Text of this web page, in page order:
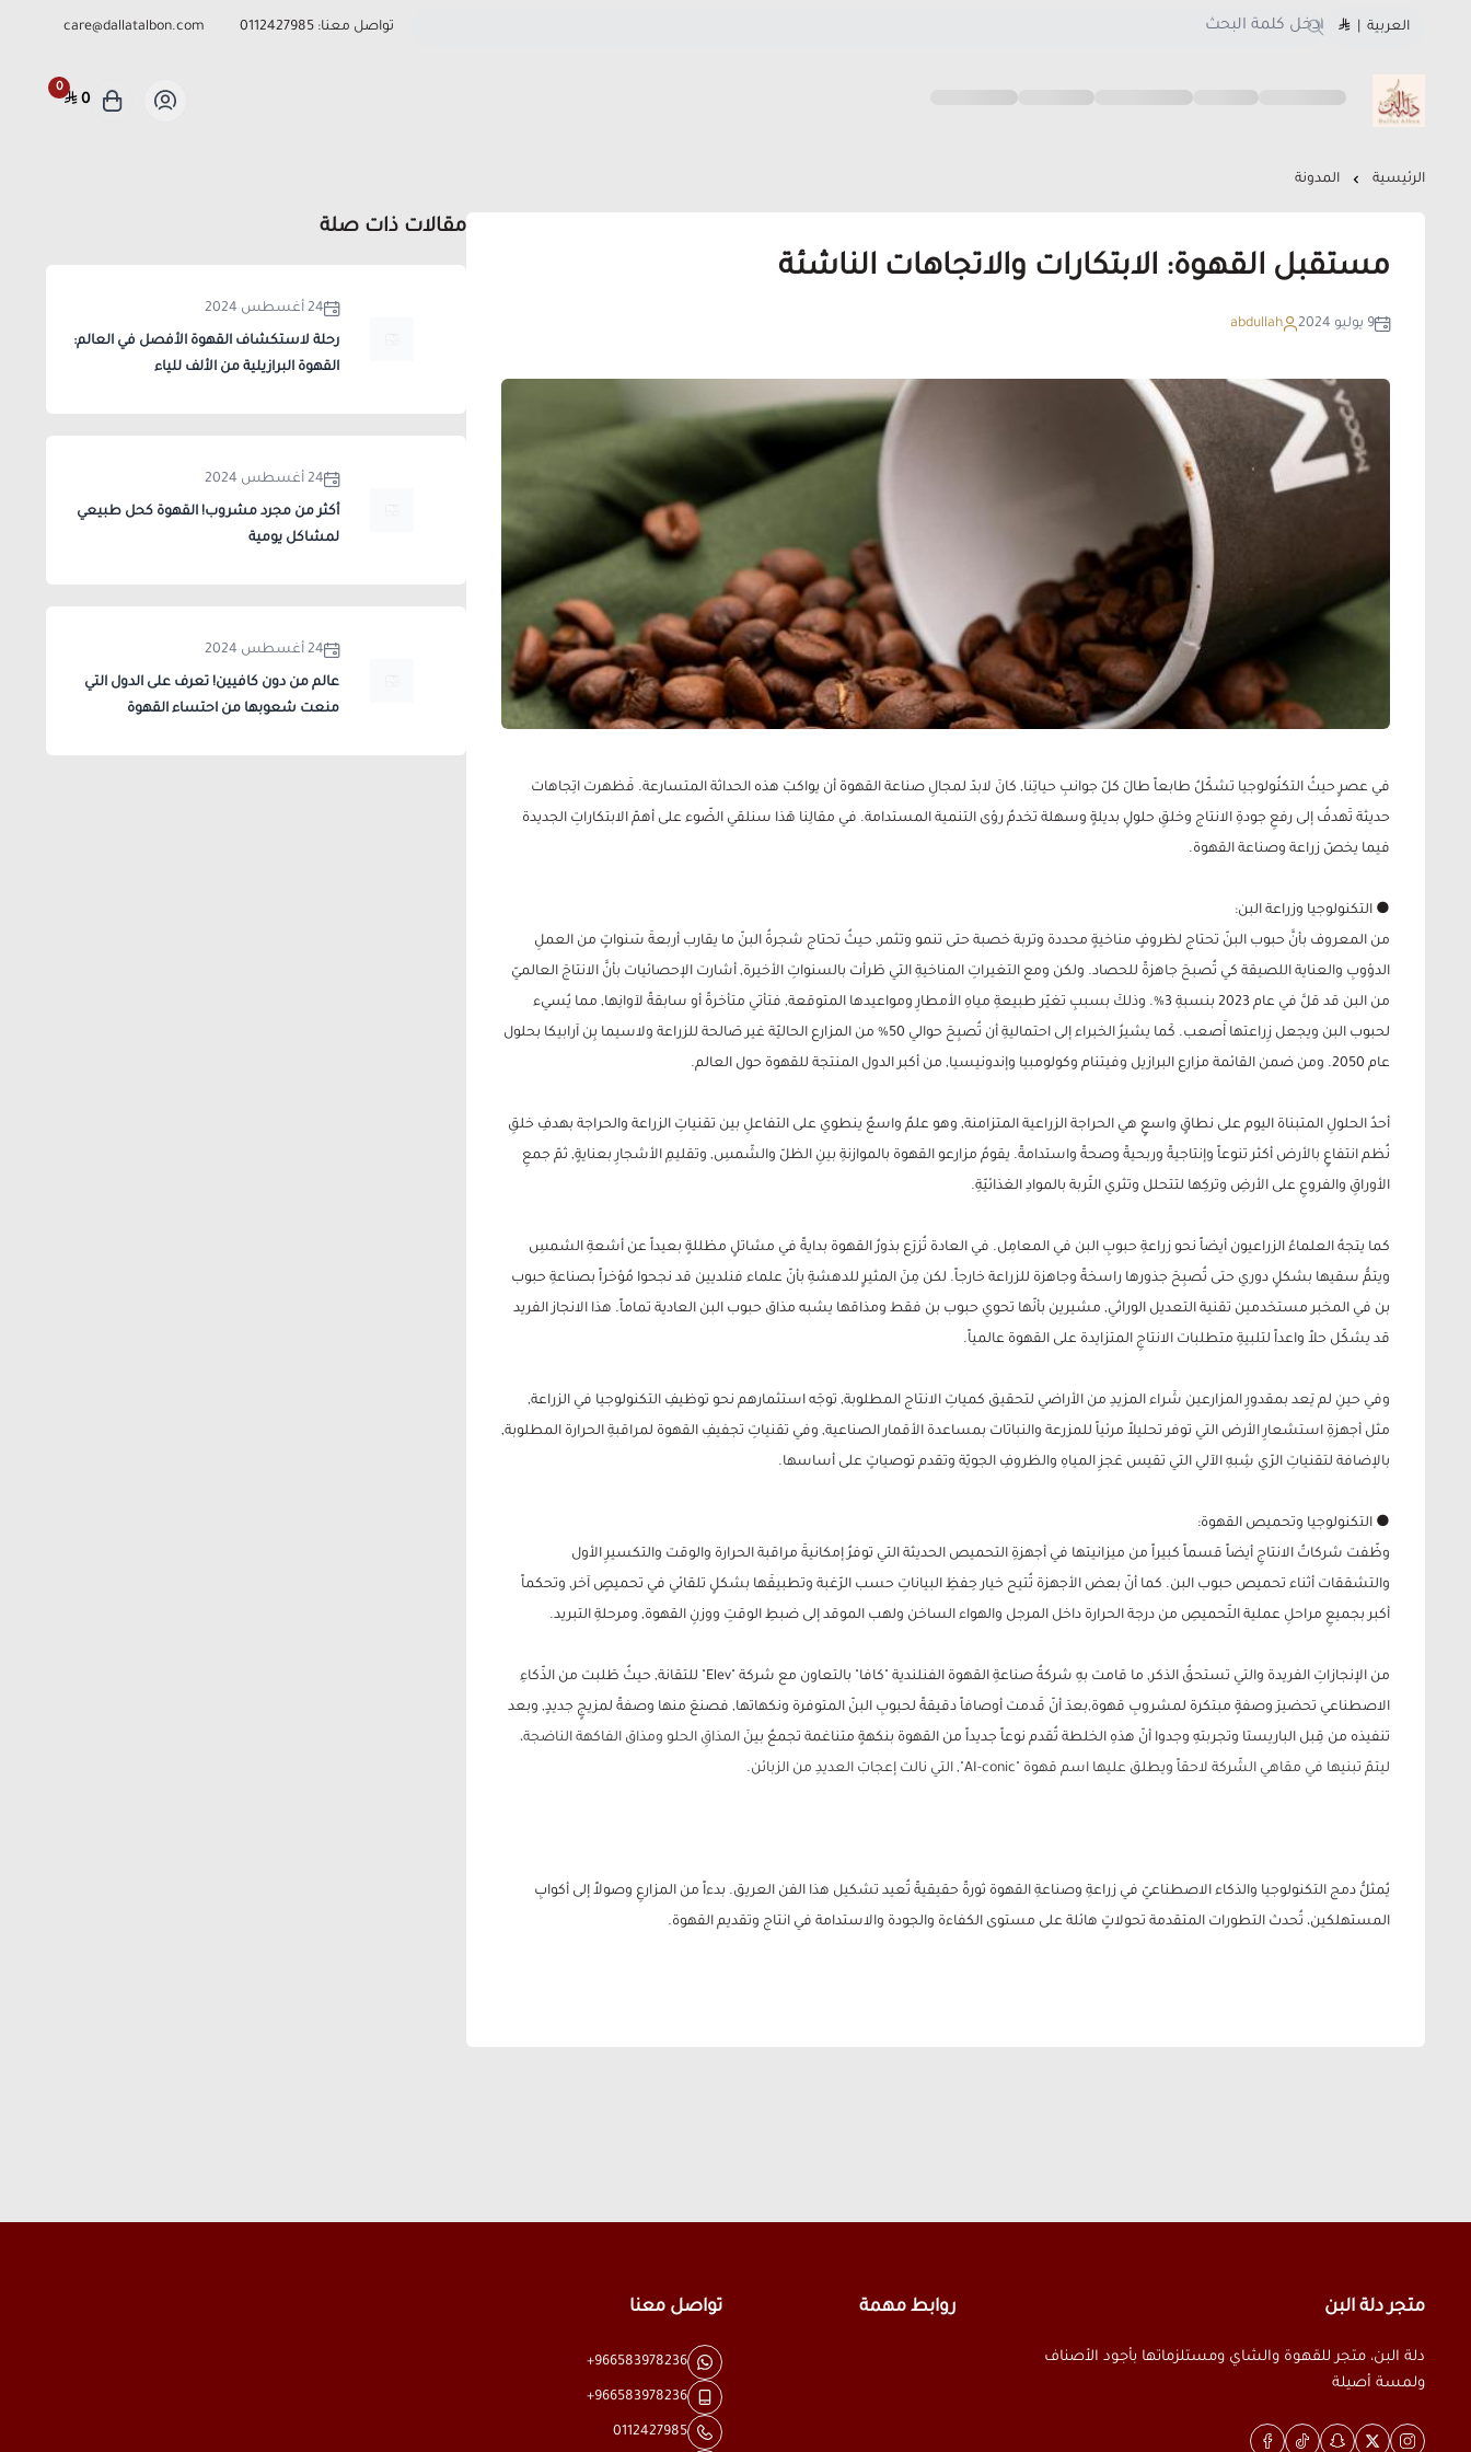
العربية تواصل معنا: 0112427985
care@dallatalbon.com
متجر دلة البن
0
0
الرئيسية المدونة
مستقبل القهوة: الابتكارات والاتجاهات الناشئة
9 يوليو 2024 abdullah
في عصرٍ حيثُ التكنُولوجيا تشكّلُ طابعاً طالَ كلّ جوانبِ حياتِنا, كانَ لابدّ لمجالِ صناعة القهوة أن يواكبَ هذه الحداثة المتسارعة. فَظهرت اتِجاهات
حديثة تَهدفُ إلى رفعِ جودةِ الانتاج وخلقِ حلولٍ بديلةٍ وسهلة تخدمُ رؤى التنمية المستدامة. في مقالِنا هَذا سنلقي الضّوء على أهمّ الابتكاراتِ الجديدة
فيما يخصّ زراعة وصناعة القهوة.
● التكنولوجيا وزراعة البن:
من المعروف بأنَّ حبوب البنّ تحتاج لظروفٍ مناخيةٍ محددة وتربة خصبة حتى تنمو وتثمر, حيثُ تحتاج شجرةُ البنّ ما يقارب أربعةَ سَنواتٍ من العملِ
الدؤوبِ والعناية اللصيقة كي تُصبحَ جاهزةً للحصاد. ولكن ومع التغيراتِ المناخيةِ التي طَرأت بالسنواتِ الأخيرة, أشارت الإحصائيات بأنَّ الانتاجَ العالميّ
من البن قد قلَّ في عام 2023 بنسبةِ 3%. وذلكَ بسببِ تغيّر طبيعةِ مياهِ الأمطارِ ومواعيدها المتوقعة, فتأتي متأخرةً أو سابقةً لآوانِها, مما يُسيء
لحبوب البن ويجعل زِراعتها أَصعب. كَما يشيرُ الخبراء إلى احتماليةِ أن تُصبِحَ حوالي 50% من المزارع الحاليّة غير صَالحة للزراعة ولاسيما بِن آرابيكا بحلول
عام 2050. ومن ضمن القائمة مزارع البرازيل وفيتنام وكولومبيا وإندونيسيا, من أكبر الدول المنتجة للقهوة حول العالم.
أحدُ الحلولِ المتبناة اليوم على نطاقٍ واسعٍ هي الحراجة الزراعية المتزامنة, وهو علمٌ واسعٌ ينطوي على التفاعلِ بين تقنياتِ الزراعة والحراجة بهدفِ خلقِ
نُظم انتفاعٍ بالأرض أكثر تنوعاً وإنتاجيةً وربحيةً وصحةً واستدامةً. يقومُ مزارعو القهوة بالموازنةِ بينِ الظلّ والشّمسِ, وتقليمِ الأشجارِ بعنايةٍ, ثمّ جمعِ
الأوراقِ والفروعِ على الأرضِ وتركِها لتتحلل وتثري التّربة بالموادِ الغذائيّةِ.
كما يتجهُ العلماءُ الزراعيون أيضاً نحو زراعةِ حبوبِ البن في المعامِل. في العادة تُزرَع بذورُ القهوة بدايةً في مشاتلٍ مظللةٍ بعيداً عن أشعةِ الشمسِ
ويتمُّ سقيها بشكلٍ دوري حتى تُصبِحَ جذورها راسخةً وجاهزة للزراعة خارجاً. لكن مِنَ المثيرٍ للدهشةِ بأنّ علماء فنلديين قد نجحوا مُؤخراً بصناعةِ حبوب
بن في المخبر مستخدمين تقنية التعديل الوراثي, مشيرين بأنّها تحوي حبوب بن فقط ومذاقها يشبه مذاق حبوب البن العادية تماماً. هذا الانجاز الفريد
قد يشكّل حلاً واعداً لتلبيةِ متطلبات الانتاجِ المتزايدة على القهوة عالمياً.
وفي حينِ لم يَعد بمقدورِ المزارعين شَراء المزيدِ من الأراضي لتحقيق كمياتِ الانتاج المطلوبة, توجَه استثمارهم نحو توظيفِ التكنولوجيا في الزراعة,
مثل أجهزةِ استشعارِ الأرض التي توفر تحليلاً مرئياً للمزرعة والنباتات بمساعدة الأقمار الصناعية, وفي تقنياتِ تجفيفِ القهوة لمراقبةِ الحرارة المطلوبة,
بالإضافة لتقنياتِ الرّي شِبهِ الآلي التي تقيس عَجزِ المياهِ والظروفِ الجويّة وتقدم توصياتٍ على أساسها.
● التكنولوجيا وتحميص القهوة:
وظّفت شركاتُ الانتاجِ أيضاً قسماً كبيراً من ميزانيتها في أجهزةِ التحميص الحديثة التي توفرُ إمكانيةَ مراقبة الحرارة والوقت والتكسيرِ الأول
والتشققات أثناء تحميص حبوب البن. كما أنّ بعض الأجهزة تُتيح خيار حِفظِ البياناتِ حسب الرّغبة وتطبيقَها بشكلٍ تلقائي في تحميصٍ آخر, وتحكماً
أكبر بجميعِ مراحلِ عملية التّحميصِ من درجة الحرارة داخل المرجل والهواء الساخن ولهب الموقد إلى ضبطِ الوقتِ ووزنِ القهوة, ومرحلةِ التبريد.
من الإنجازاتِ الفريدة والتي تستحقُ الذكر, ما قامت بهِ شركةُ صناعةِ القهوة الفنلندية "كافا" بالتعاون مع شركة "Elev" للتقانة, حيثُ طَلبت من الذّكاءِ
الاصطناعي تحضيرَ وصفةٍ مبتكرة لمشروبِ قهوة,بعدَ أنّ قَدمت أوصافاً دقيقةً لحبوبِ البنّ المتوفرة ونكهاتها, فصنعَ منها وصفةً لمزيجٍ جديدٍ, وبعد
تنفيذه من قِبل الباريستا وتجربتهِ وجدوا أنّ هذهِ الخلطة تُقدم نوعاً جديداً من القهوة بنكهةٍ متناغمة تجمعُ بينَ المذاقِ الحلو ومذاق الفاكهة الناضجة،
ليتمّ تبنيها في مقاهي الشّركة لاحقاً ويطلق عليها اسم قهوة "AI-conic", التي نالت إعجابَ العديدِ من الزبائن.
يُمثلُّ دمج التكنولوجيا والذكاء الاصطناعيّ في زراعةِ وصناعةِ القهوة ثورةً حقيقيةً تُعيد تشكيل هذا الفن العريق. بدءاً من المزارعِ وصولاً إلى أكوابِ
المستهلكين، تُحدث التطورات المتقدمة تحولاتٍ هائلة على مستوى الكفاءة والجودة والاستدامة في انتاج وتقديم القهوة.
مقالات ذات صلة
24 أغسطس 2024
رحلة لاستكشاف القهوة الأفصل في العالم:
القهوة البرازيلية من الألف للياء
24 أغسطس 2024
أكثر من مجرد مشروب! القهوة كحل طبيعي
لمشاكل يومية
24 أغسطس 2024
عالم من دون كافيين! تعرف على الدول التي
منعت شعوبها من احتساء القهوة
متجر دلة البن
دلة البن، متجر للقهوة والشاي ومستلزماتها بأجود الأصناف
ولمسة أصيلة
روابط مهمة تواصل معنا
+966583978236
+966583978236
0112427985